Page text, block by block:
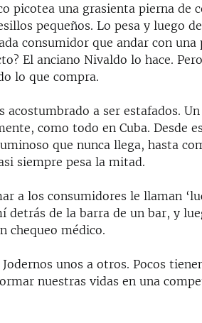
picotea una grasienta pierna de
pequeños. Lo pesa y luego
consumidor que andar con
El anciano Nivaldo lo hace.
lo que compra.
acostumbrado a ser estafados.
como todo en Cuba. Desde
que nunca llega, hasta
siempre pesa la mitad.
a los consumidores le llaman
detrás de la barra de un bar, y
chequeo médico.
unos a otros. Pocos
nuestras vidas en una